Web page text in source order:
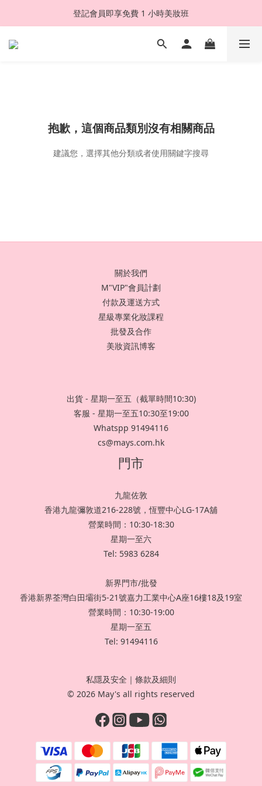
登記會員即享免費 1 小時美妝班
抱歉，這個商品類別沒有相關商品
建議您，選擇其他分類或者使用關鍵字搜尋
關於我們
M"VIP"會員計劃
付款及運送方式
星級專業化妝課程
批發及合作
美妝資訊博客
出貨 - 星期一至五（截單時間10:30)
客服 - 星期一至五10:30至19:00
Whatspp 91494116
cs@mays.com.hk
門市
九龍佐敦
香港九龍彌敦道216-228號，恆豐中心LG-17A舖
營業時間：10:30-18:30
星期一至六
Tel: 5983 6284
新界門市/批發
香港新界荃灣白田壩街5-21號嘉力工業中心A座16樓18及19室
營業時間：10:30-19:00
星期一至五
Tel: 91494116
私隱及安全 ｜ 條款及細則
© 2026 May's all rights reserved